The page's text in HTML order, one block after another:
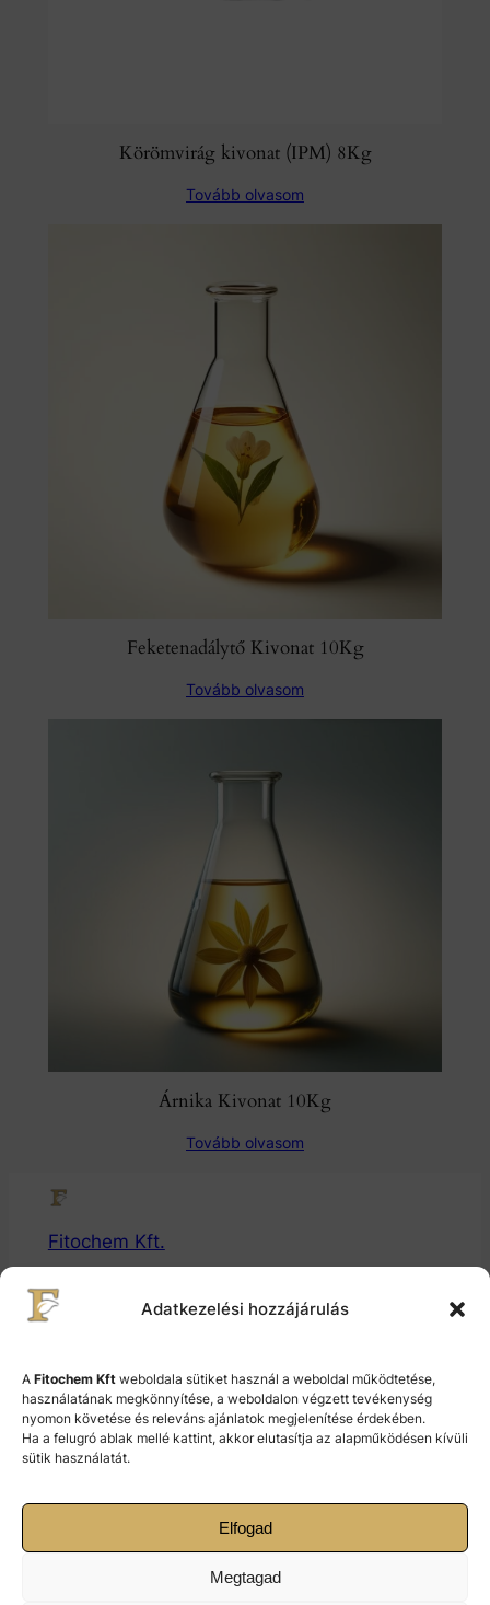
Adatkezelési hozzájárulás
A Fitochem Kft weboldala sütiket használ a weboldal működtetése,
használatának megkönnyítése, a weboldalon végzett tevékenység
nyomon követése és releváns ajánlatok megjelenítése érdekében.
Ha a felugró ablak mellé kattint, akkor elutasítja az alapműködésen kívüli
sütik használatát.
Elfogad
Megtagad
Körömvirág kivonat (IPM) 8Kg
Tovább olvasom
Feketenadálytő Kivonat 10Kg
Tovább olvasom
Árnika Kivonat 10Kg
Tovább olvasom
Fitochem Kft.
Gyógytermékalapanyaggyártó és Fejlesztő Kft.
© 2024 Fitochem Kft.
Cookie Policy (EU)
+36-29-412-754